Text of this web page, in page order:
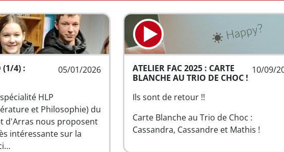
05/01/2026
(1/4) :
HLP
et Philosophie) du
d'Arras nous proposent
intéressante sur la
10/09/
ATELIER FAC 2025 : CARTE
BLANCHE AU TRIO DE CHOC !
Ils sont de retour !!
Carte Blanche au Trio de Choc :
Cassandra, Cassandre et Mathis !